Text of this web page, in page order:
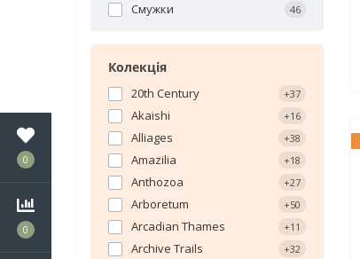
0
0
Смужки 46
Колекція
20th Century +37
Akaishi +16
Alliages +38
Amazilia +18
Anthozoa +27
Arboretum +50
Arcadian Thames +11
Archive Trails +32